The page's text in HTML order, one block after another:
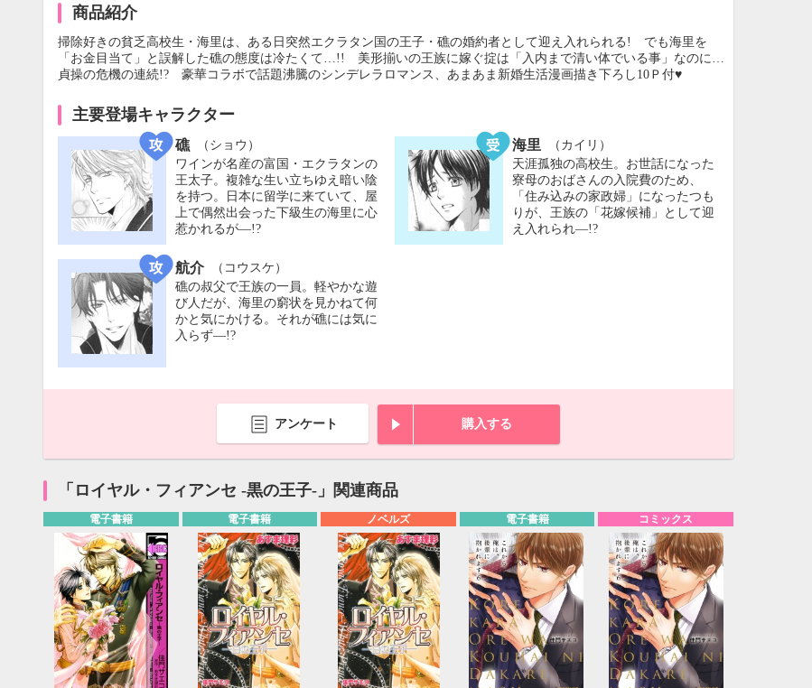
商品紹介
掃除好きの貧乏高校生・海里は、ある日突然エクラタン国の王子・礁の婚約者として迎え入れられる! でも海里を
「お金目当て」と誤解した礁の態度は冷たくて…!! 美形揃いの王族に嫁ぐ掟は「入内まで清い体でいる事」なのに…
貞操の危機の連続!? 豪華コラボで話題沸騰のシンデレラロマンス、あまあま新婚生活漫画描き下ろし10Ｐ付♥
主要登場キャラクター
礁
（ショウ）
ワインが名産の富国・エクラタンの
王太子。複雑な生い立ちゆえ暗い陰
を持つ。日本に留学に来ていて、屋
上で偶然出会った下級生の海里に心
惹かれるが―!?
海里
（カイリ）
天涯孤独の高校生。お世話になった
寮母のおばさんの入院費のため、
「住み込みの家政婦」になったつも
りが、王族の「花嫁候補」として迎
え入れられ―!?
航介
（コウスケ）
礁の叔父で王族の一員。軽やかな遊
び人だが、海里の窮状を見かねて何
かと気にかける。それが礁には気に
入らず―!?
アンケート 購入する
「ロイヤル・フィアンセ -黒の王子-」関連商品
電子書籍 電子書籍 ノベルズ 電子書籍 コミックス
9月
MON TUE WED THU FRI SAT
1 2 4
5
8 9 10 11
12
10月
MON TUE WED THU FRI SAT
1 2
3
5 6 7 8 9
10